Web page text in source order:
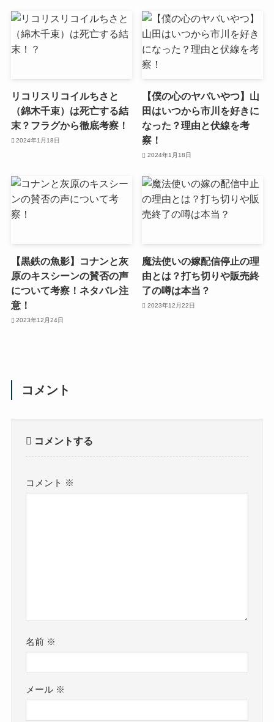
リコリスリコイルちさと
（錦木千束）は死亡する結
末？フラグから徹底考察！
2024年1月18日
【僕の心のヤバいやつ】山
田はいつから市川を好きに
なった？理由と伏線を考
察！
2024年1月18日
【黒鉄の魚影】コナンと灰
原のキスシーンの賛否の声
について考察！ネタバレ注
意！
2023年12月24日
魔法使いの嫁配信停止の理
由とは？打ち切りや販売終
了の噂は本当？
2023年12月22日
コメント
コメントする
コメント ※
名前 ※
メール ※